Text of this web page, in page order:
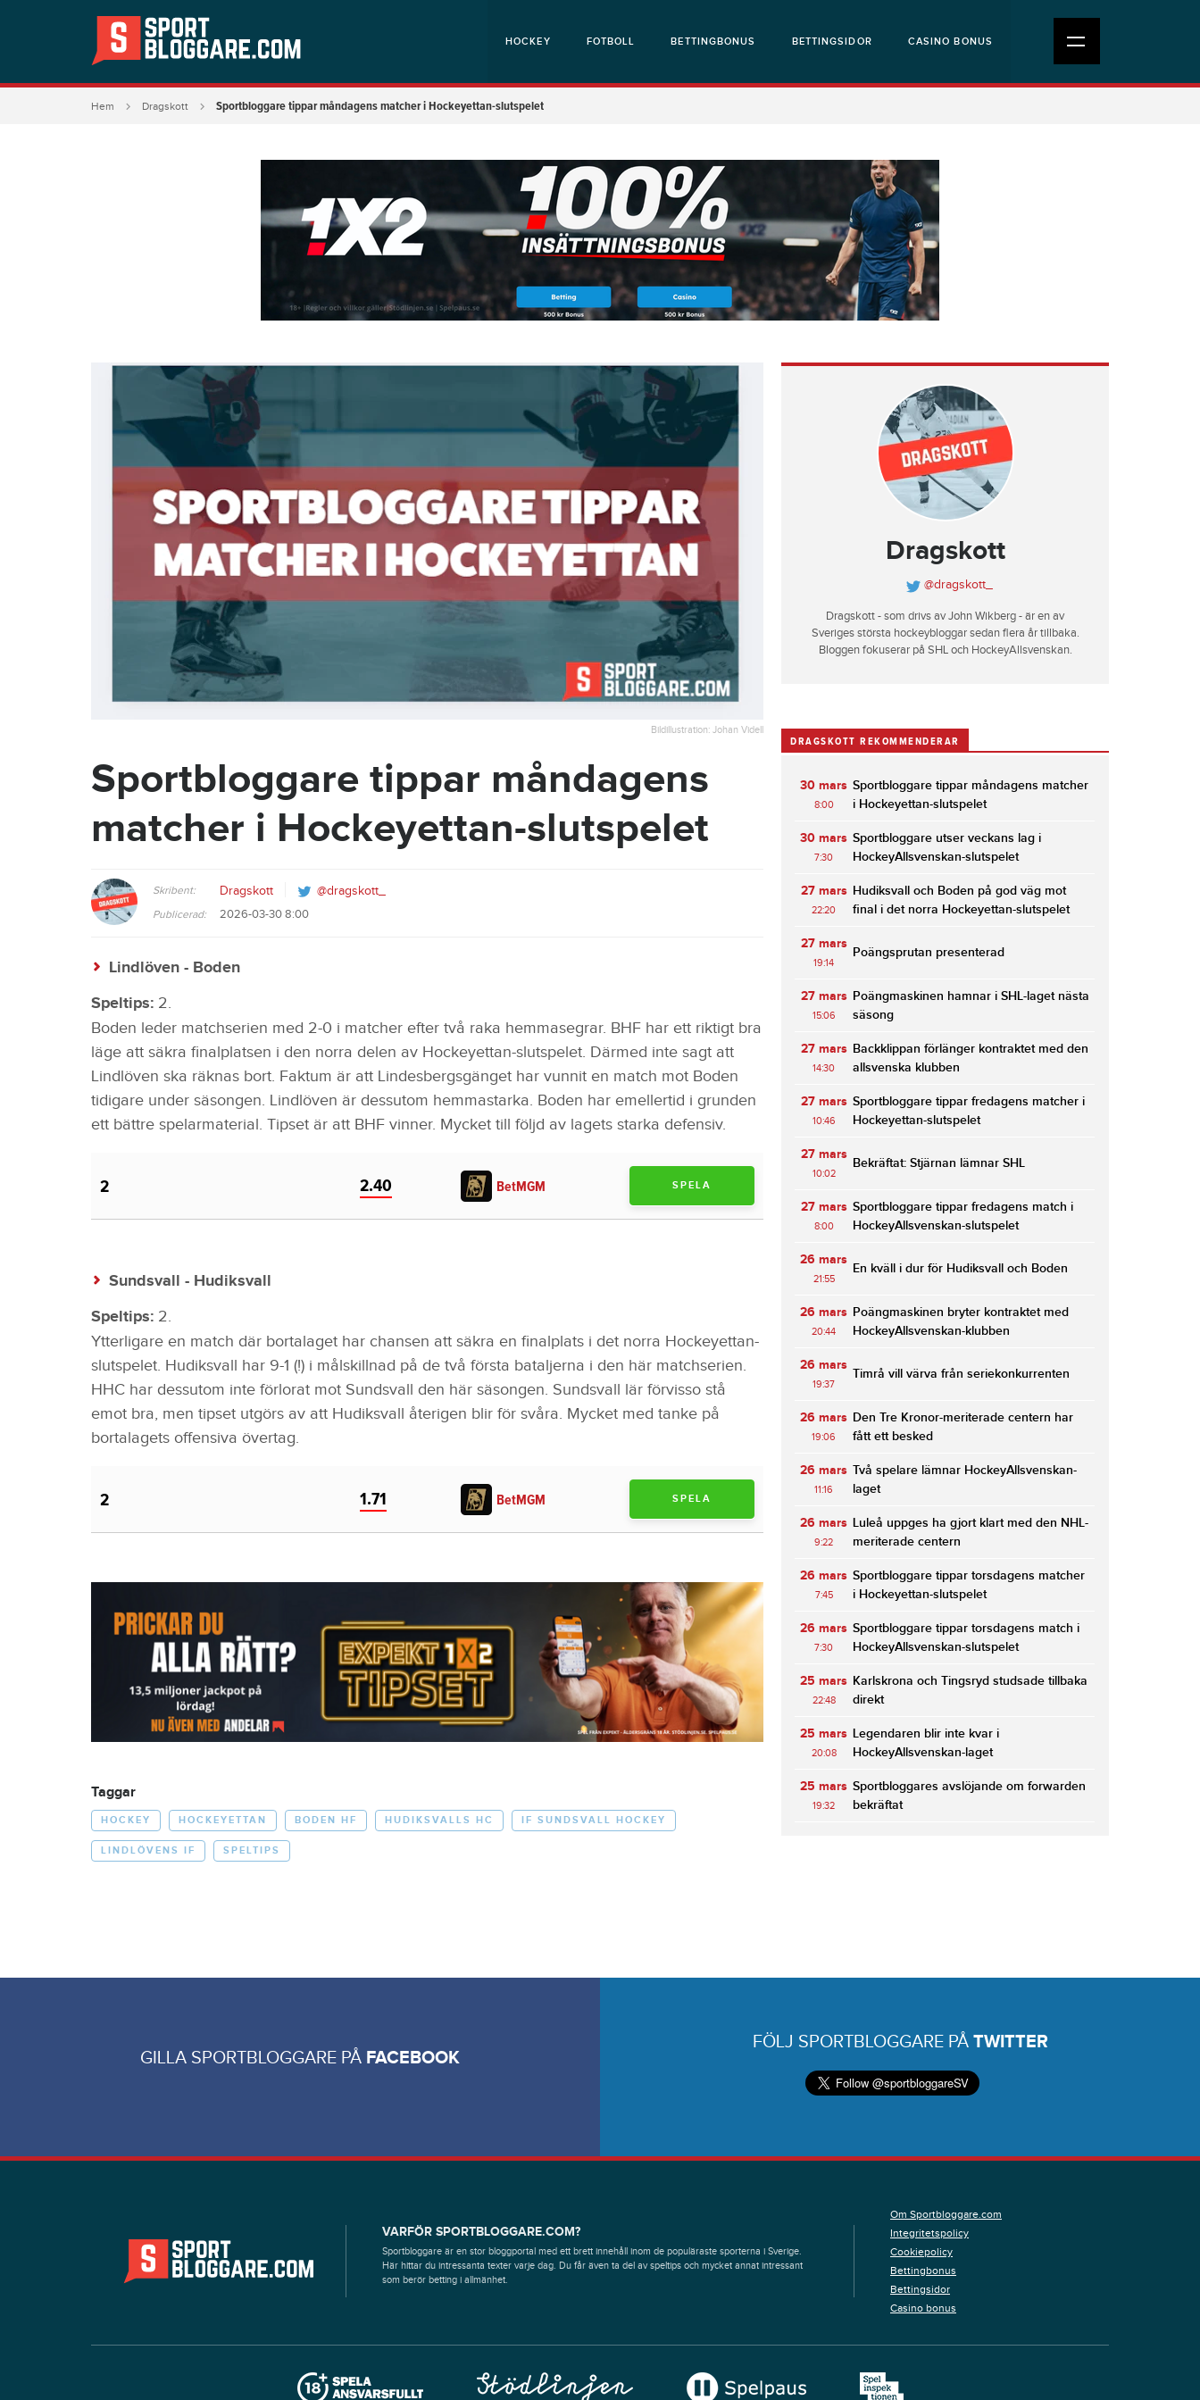
HOCKEY FOTBOLL BETTINGBONUS BETTINGSIDOR CASINO BONUS
Hem Dragskott Sportbloggare tippar måndagens matcher i Hockeyettan-slutspelet
Bildillustration: Johan Videll
Sportbloggare tippar måndagens
matcher i Hockeyettan-slutspelet
Skribent: Dragskott @dragskott_
Publicerad: 2026-03-30 8:00
Lindlöven - Boden
Speltips: 2.
Boden leder matchserien med 2-0 i matcher efter två raka hemmasegrar. BHF har ett riktigt bra
läge att säkra finalplatsen i den norra delen av Hockeyettan-slutspelet. Därmed inte sagt att
Lindlöven ska räknas bort. Faktum är att Lindesbergsgänget har vunnit en match mot Boden
tidigare under säsongen. Lindlöven är dessutom hemmastarka. Boden har emellertid i grunden
ett bättre spelarmaterial. Tipset är att BHF vinner. Mycket till följd av lagets starka defensiv.
2 2.40 BetMGM SPELA
Sundsvall - Hudiksvall
Speltips: 2.
Ytterligare en match där bortalaget har chansen att säkra en finalplats i det norra Hockeyettan-
slutspelet. Hudiksvall har 9-1 (!) i målskillnad på de två första bataljerna i den här matchserien.
HHC har dessutom inte förlorat mot Sundsvall den här säsongen. Sundsvall lär förvisso stå
emot bra, men tipset utgörs av att Hudiksvall återigen blir för svåra. Mycket med tanke på
bortalagets offensiva övertag.
2 1.71 BetMGM SPELA
Taggar
HOCKEY HOCKEYETTAN BODEN HF HUDIKSVALLS HC IF SUNDSVALL HOCKEY
LINDLÖVENS IF SPELTIPS
Dragskott
@dragskott_
Dragskott - som drivs av John Wikberg - är en av
Sveriges största hockeybloggar sedan flera år tillbaka.
Bloggen fokuserar på SHL och HockeyAllsvenskan.
DRAGSKOTT REKOMMENDERAR
30 mars
8:00
Sportbloggare tippar måndagens matcher
i Hockeyettan-slutspelet
30 mars
7:30
Sportbloggare utser veckans lag i
HockeyAllsvenskan-slutspelet
27 mars
22:20
Hudiksvall och Boden på god väg mot
final i det norra Hockeyettan-slutspelet
27 mars
19:14
Poängsprutan presenterad
27 mars
15:06
Poängmaskinen hamnar i SHL-laget nästa
säsong
27 mars
14:30
Backklippan förlänger kontraktet med den
allsvenska klubben
27 mars
10:46
Sportbloggare tippar fredagens matcher i
Hockeyettan-slutspelet
27 mars
10:02
Bekräftat: Stjärnan lämnar SHL
27 mars
8:00
Sportbloggare tippar fredagens match i
HockeyAllsvenskan-slutspelet
26 mars
21:55
En kväll i dur för Hudiksvall och Boden
26 mars
20:44
Poängmaskinen bryter kontraktet med
HockeyAllsvenskan-klubben
26 mars
19:37
Timrå vill värva från seriekonkurrenten
26 mars
19:06
Den Tre Kronor-meriterade centern har
fått ett besked
26 mars
11:16
Två spelare lämnar HockeyAllsvenskan-
laget
26 mars
9:22
Luleå uppges ha gjort klart med den NHL-
meriterade centern
26 mars
7:45
Sportbloggare tippar torsdagens matcher
i Hockeyettan-slutspelet
26 mars
7:30
Sportbloggare tippar torsdagens match i
HockeyAllsvenskan-slutspelet
25 mars
22:48
Karlskrona och Tingsryd studsade tillbaka
direkt
25 mars
20:08
Legendaren blir inte kvar i
HockeyAllsvenskan-laget
25 mars
19:32
Sportbloggares avslöjande om forwarden
bekräftat
GILLA SPORTBLOGGARE PÅ FACEBOOK
FÖLJ SPORTBLOGGARE PÅ TWITTER
VARFÖR SPORTBLOGGARE.COM?
Sportbloggare är en stor bloggportal med ett brett innehåll inom de populäraste sporterna i Sverige.
Här hittar du intressanta texter varje dag. Du får även ta del av speltips och mycket annat intressant
som berör betting i allmänhet.
Om Sportbloggare.com
Integritetspolicy
Cookiepolicy
Bettingbonus
Bettingsidor
Casino bonus